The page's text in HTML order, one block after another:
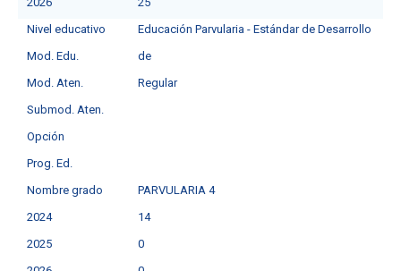
Nivel educativo
Educación Parvularia - Estándar de Desarrollo
Mod. Edu.
de
Mod. Aten.
Regular
Submod. Aten.
Opción
Prog. Ed.
Nombre grado
PARVULARIA 4
2024
14
2025
0